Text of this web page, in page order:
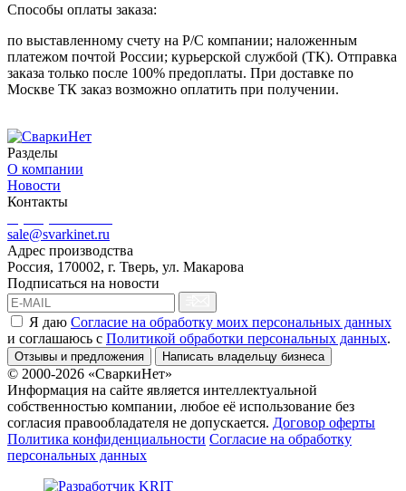
Способы оплаты заказа:
по выставленному счету на Р/С компании; наложенным
платежом почтой России; курьерской службой (ТК). Отправка
заказа только после 100% предоплаты. При доставке по
Москве ТК заказ возможно оплатить при получении.
Разделы
О компании
Новости
Контакты
sale@svarkinet.ru
Адрес производства
Россия, 170002, г. Тверь, ул. Макарова
Подписаться на новости
Я даю Согласие на обработку моих персональных данных
и соглашаюсь c Политикой обработки персональных данных.
Отзывы и предложения Написать владельцу бизнеса
© 2000-2026 «СваркиНет»
Информация на сайте является интеллектуальной
собственностью компании, любое её использование без
согласия правообладателя не допускается. Договор оферты
Политика конфиденциальности Согласие на обработку
персональных данных